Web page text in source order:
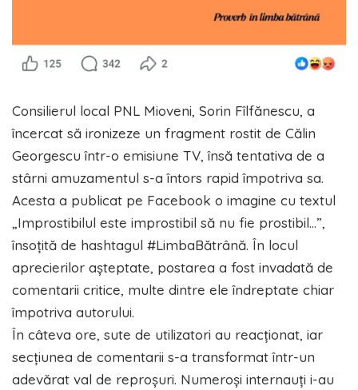
Consilierul local PNL Mioveni, Sorin Fîlfănescu, a
încercat să ironizeze un fragment rostit de Călin
Georgescu într-o emisiune TV, însă tentativa de a
stârni amuzamentul s-a întors rapid împotriva sa.
Acesta a publicat pe Facebook o imagine cu textul
„Improstibilul este improstibil să nu fie prostibil…”,
însoțită de hashtagul #LimbaBătrână. În locul
aprecierilor așteptate, postarea a fost invadată de
comentarii critice, multe dintre ele îndreptate chiar
împotriva autorului.
În câteva ore, sute de utilizatori au reacționat, iar
secțiunea de comentarii s-a transformat într-un
adevărat val de reproșuri. Numeroși internauți i-au